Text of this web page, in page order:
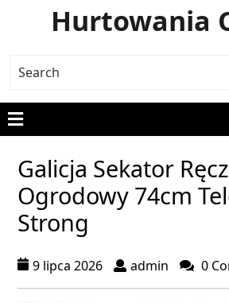
Hurtowania
Galicja Sekator
Ogrodowy 74cm
Strong
9 lipca 2026 admin 0